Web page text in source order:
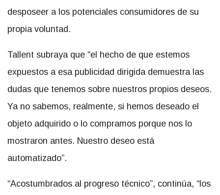
desposeer a los potenciales consumidores de su
propia voluntad.
Tallent subraya que “el hecho de que estemos
expuestos a esa publicidad dirigida demuestra las
dudas que tenemos sobre nuestros propios deseos.
Ya no sabemos, realmente, si hemos deseado el
objeto adquirido o lo compramos porque nos lo
mostraron antes. Nuestro deseo está
automatizado”.
“Acostumbrados al progreso técnico”, continúa, “los